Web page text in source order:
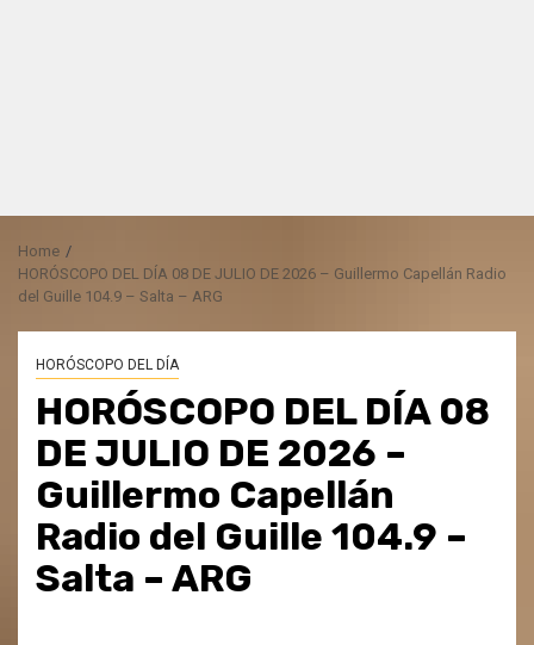
Home
HORÓSCOPO DEL DÍA 08 DE JULIO DE 2026 – Guillermo Capellán Radio
del Guille 104.9 – Salta – ARG
HORÓSCOPO DEL DÍA
HORÓSCOPO DEL DÍA 08
DE JULIO DE 2026 –
Guillermo Capellán
Radio del Guille 104.9 –
Salta – ARG